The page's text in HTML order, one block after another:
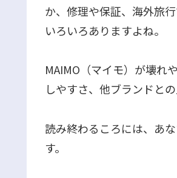
か、修理や保証、海外旅
いろいろありますよね。
MAIMO（マイモ）が壊れ
しやすさ、他ブランドと
読み終わるころには、あ
す。